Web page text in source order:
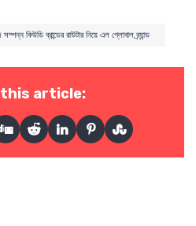
কিউডি ব্রান্ডের রাউটার নিয়ে এল গ্লোবাল ব্র্যান্ড
this article: